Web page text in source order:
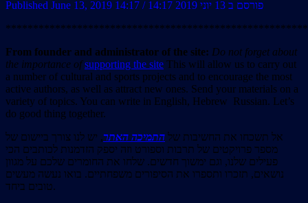
Published June 13, 2019 14:17 / פורסם ב 13 יוני 2019 14:17
From founder and administrator of the site: Do not forget about
the importance ofsupporting the site This will allow us to carry out
a number of cultural and sports projects and to encourage the most
active authors, as well as attract new ones. Send your materials on a
variety of topics. You can write in English, Hebrew Russian. Let’s
do good thing together.
אל תשכחו את החשיבות של התמיכה האתר, יש לנו צורך ביישום של
מספר פרויקטים של תרבות וספורט וזה יספק הזדמנות לכותבים הכי
פעילים שלנו, וגם ימשוך חדשים. שלחו את החומרים שלכם על מגוון
נושאים, תזכרו ותספרו את הסיפורים משפחתיים. בואו נעשה מעשים
טובים ביחד.